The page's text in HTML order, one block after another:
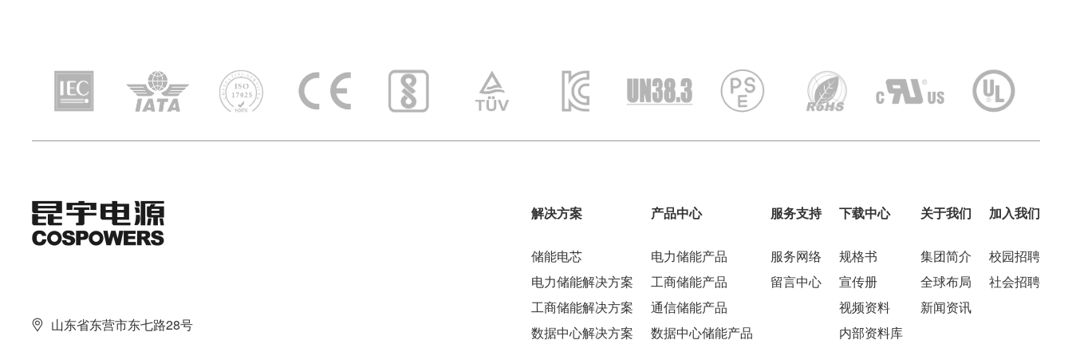
山东省东营市东七路28号
解决方案
储能电芯
电力储能解决方案
工商储能解决方案
数据中心解决方案
产品中心
电力储能产品
工商储能产品
通信储能产品
数据中心储能产品
服务支持
服务网络
留言中心
下载中心
规格书
宣传册
视频资料
内部资料库
关于我们
集团简介
全球布局
新闻资讯
加入我们
校园招聘
社会招聘